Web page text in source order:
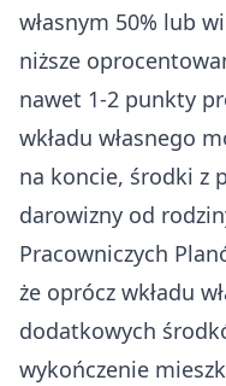
własnym 50% lub
niższe
nawet 1-2 punkty
wkładu własnego
na koncie, środki z
darowizny od
Pracowniczych
że oprócz wkładu
dodatkowych
wykończenie